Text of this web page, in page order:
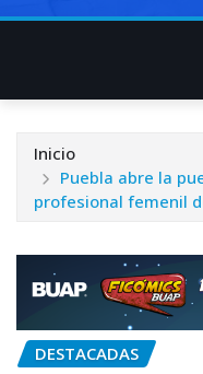
Inicio
Puebla abre la
profesional femenil
DESTACADAS